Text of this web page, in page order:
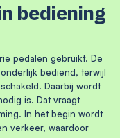
bediening
pedalen gebruikt. De
bediend, terwijl
Daarbij wordt
is. Dat vraagt
In het begin wordt
verkeer, waardoor